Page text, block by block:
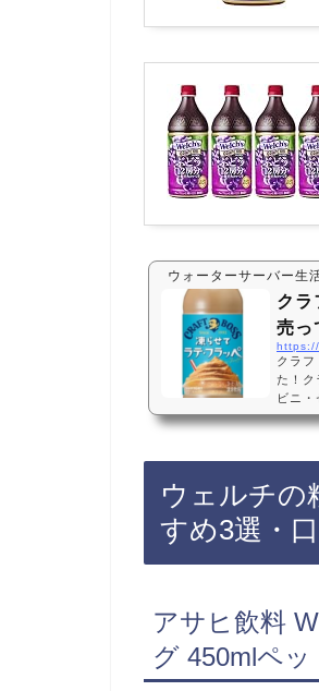
ウォーターサーバー生
クラ
売っ
クラフ
た！ク
ビニ
買える
トボ
フト
ウェルチの
すめ3選・
アサヒ飲料
グ 450mlペ